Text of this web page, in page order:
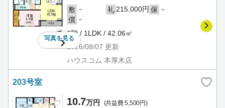
写真を見る
敷 － 礼215,000円 保 －
償 －
2階 / 1LDK / 42.06㎡
2026/08/07 更新
ハウスコム 本厚木店
203号室
10.7万円 (共益費 5,500円)